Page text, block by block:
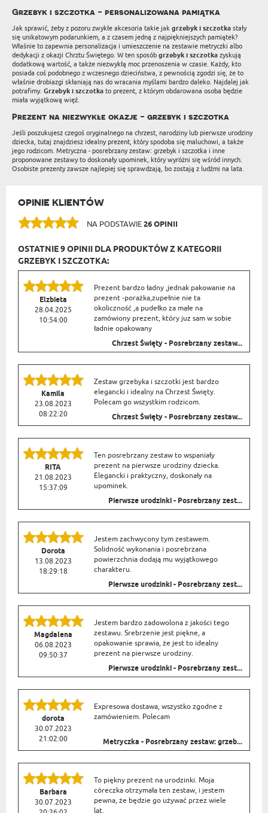
Grzebyk i szczotka - personalizowana pamiątka
Jak sprawić, żeby z pozoru zwykłe akcesoria takie jak grzebyk i szczotka stały
się unikatowym podarunkiem, a z czasem jedną z najpiękniejszych pamiątek?
Właśnie to zapewnia personalizacja i umieszczenie na zestawie metryczki albo
dedykacji z okazji Chrztu Świętego. W ten sposób grzebyk i szczotka zyskują
dodatkową wartość, a także niezwykłą moc przenoszenia w czasie. Każdy, kto
posiada coś podobnego z wczesnego dzieciństwa, z pewnością zgodzi się, że to
właśnie drobiazgi skłaniają nas do wracania myślami bardzo daleko. Najdalej jak
potrafimy. Grzebyk i szczotka to prezent, z którym obdarowana osoba będzie
miała wyjątkową więź.
Prezent na niezwykłe okazje - grzebyk i szczotka
Jeśli poszukujesz czegoś oryginalnego na chrzest, narodziny lub pierwsze urodziny
dziecka, tutaj znajdziesz idealny prezent, który spodoba się maluchowi, a także
jego rodzicom. Metryczna - posrebrzany zestaw: grzebyk i szczotka i inne
proponowane zestawy to doskonały upominek, który wyróżni się wśród innych.
Osobiste prezenty zawsze najlepiej się sprawdzają, bo zostają z ludźmi na lata.
OPINIE KLIENTÓW
NA PODSTAWIE26 OPINII
OSTATNIE 9 OPINII DLA PRODUKTÓW Z KATEGORII
GRZEBYK I SZCZOTKA:
Elzbieta
28.04.2025
10:54:00
Prezent bardzo ładny ,jednak pakowanie na
prezent -porażka,zupełnie nie ta
okoliczność ,a pudełko za małe na
zamówiony prezent, który juz sam w sobie
ładnie opakowany
Chrzest Święty - Posrebrzany zestaw...
Kamila
23.08.2023
08:22:20
Zestaw grzebyka i szczotki jest bardzo
elegancki i idealny na Chrzest Święty.
Polecam go wszystkim rodzicom.
Chrzest Święty - Posrebrzany zestaw...
RITA
21.08.2023
15:37:09
Ten posrebrzany zestaw to wspaniały
prezent na pierwsze urodziny dziecka.
Elegancki i praktyczny, doskonały na
upominek.
Pierwsze urodzinki - Posrebrzany zest...
Dorota
13.08.2023
18:29:18
Jestem zachwycony tym zestawem.
Solidność wykonania i posrebrzana
powierzchnia dodają mu wyjątkowego
charakteru.
Pierwsze urodzinki - Posrebrzany zest...
Magdalena
06.08.2023
09:50:37
Jestem bardzo zadowolona z jakości tego
zestawu. Srebrzenie jest piękne, a
opakowanie sprawia, że jest to idealny
prezent na pierwsze urodziny.
Pierwsze urodzinki - Posrebrzany zest...
dorota
30.07.2023
21:02:00
Expresowa dostawa, wszystko zgodne z
zamówieniem. Polecam
Metryczka - Posrebrzany zestaw: grzeb...
Barbara
30.07.2023
To piękny prezent na urodzinki. Moja
córeczka otrzymała ten zestaw, i jestem
pewna, że będzie go używać przez wiele
lat.